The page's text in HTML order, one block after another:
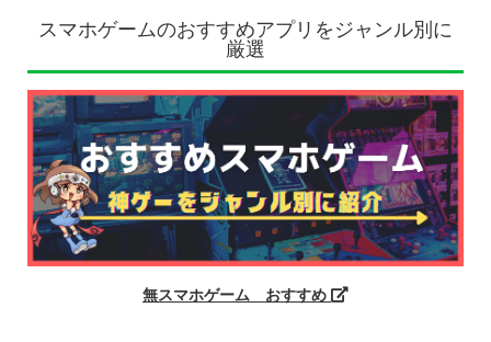
スマホゲームのおすすめアプリをジャンル別に
厳選
無スマホゲーム おすすめ